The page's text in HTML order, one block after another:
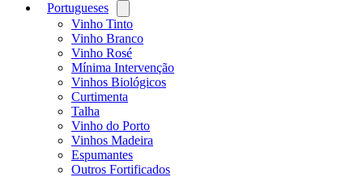
Portugueses
menu
Vinho Tinto
Vinho Branco
Vinho Rosé
Mínima Intervenção
Vinhos Biológicos
Curtimenta
Talha
Vinho do Porto
Vinhos Madeira
Espumantes
Outros Fortificados